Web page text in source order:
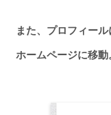
また、プロフィー
ホームページに移動